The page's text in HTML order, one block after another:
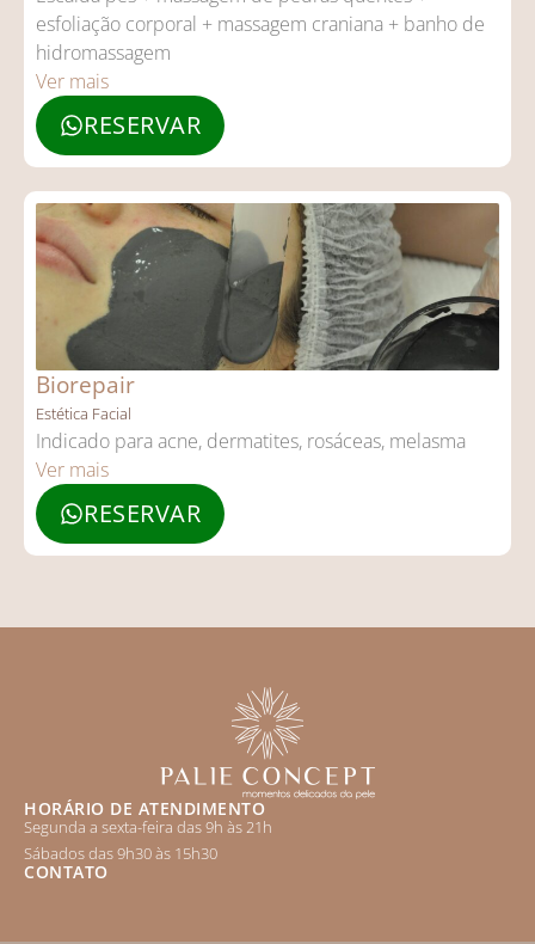
esfoliação corporal + massagem craniana + banho de
hidromassagem
Ver mais
RESERVAR
Biorepair
Estética Facial
Indicado para acne, dermatites, rosáceas, melasma
Ver mais
RESERVAR
HORÁRIO DE ATENDIMENTO
Segunda a sexta-feira das 9h às 21h
Sábados das 9h30 às 15h30
CONTATO